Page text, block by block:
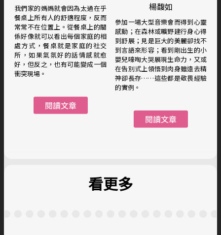
我們家的媽媽就會因為太過在乎
餐桌上所有人的舒適程度，反而
常常不在位置上。從餐桌上的關
係好像就可以看出每個家庭的相
處方式，餐桌就是家庭的社交
所，如果氣氛好的話情感就愈
好，但反之，也有可能變成一個
衝突現場。
楊馥如
參加一場大型音樂會而得到心靈
感動；在森林或曠野建行身心得
到舒展；見是巨大的美麗卻找不
到言語來形容；看到剛出生的小
嬰兒嚎啕大哭展現生命力，又或
在告別式上領悟到肉身雖遠去精
神卻長存……這些都是敬畏經驗
的實例。
看更多